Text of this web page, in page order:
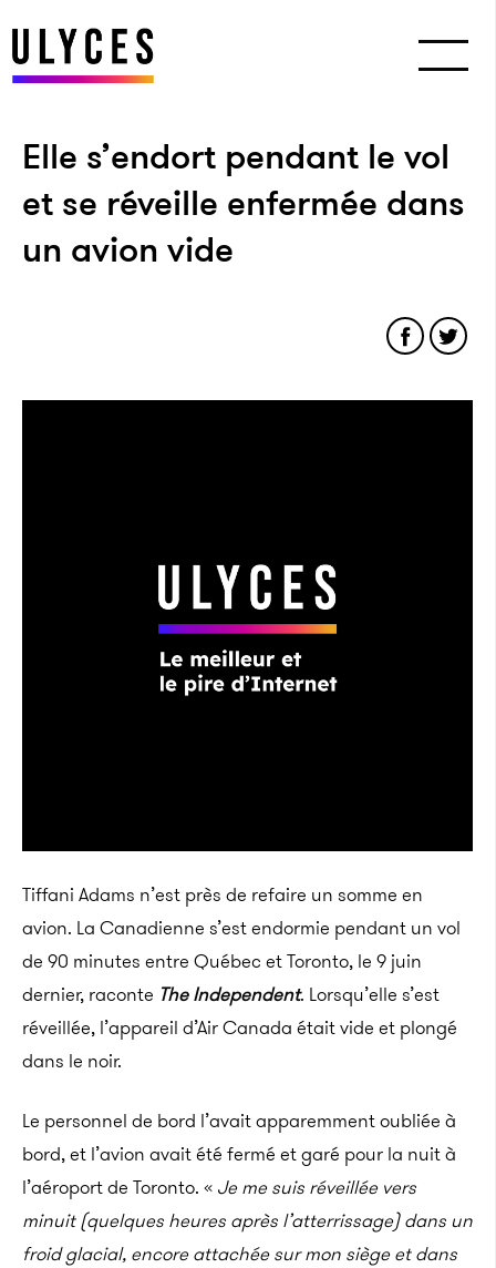
Elle s’endort pendant le vol
et se réveille enfermée dans
un avion vide
Tiffani Adams n’est près de refaire un somme en
avion. La Canadienne s’est endormie pendant un vol
de 90 minutes entre Québec et Toronto, le 9 juin
dernier, raconte The Independent. Lorsqu’elle s’est
réveillée, l’appareil d’Air Canada était vide et plongé
dans le noir.
Le personnel de bord l’avait apparemment oubliée à
bord, et l’avion avait été fermé et garé pour la nuit à
l’aéroport de Toronto. « Je me suis réveillée vers
minuit (quelques heures après l’atterrissage) dans un
froid glacial, encore attachée sur mon siège et dans